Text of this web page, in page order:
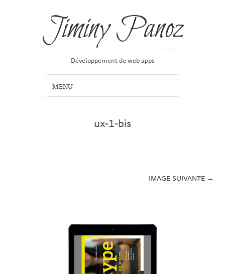
Jiminy Panoz
Développement de web apps
ux-1-bis
IMAGE SUIVANTE →